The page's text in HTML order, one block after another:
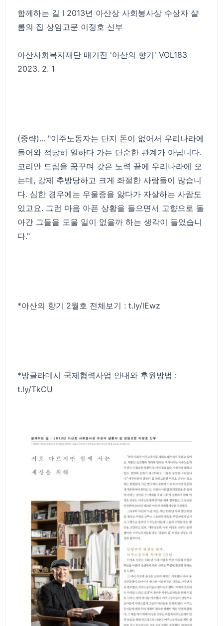
함께하는 길 I 2013년 아산상 사회봉사상 수상자 샬
롬의 집 상임고문 이정호 신부
아산사회복지재단 매거진 '아산의 향기' VOL183
2023. 2. 1
(중략)... "이주노동자는 단지 돈이 없어서 우리나라에
들어와 적당히 일하다 가는 단순한 관계가 아닙니다.
코리안 드림을 꿈꾸며 갖은 노력 끝에 우리나라에 오
는데, 강제 추방당하고 크게 좌절한 사람들이 많습니
다. 심한 경우에는 우울증을 앓다가 자살하는 사람도
있고요. 그런 마음 아픈 상황을 들으면서 고향으로 돌
아간 그들을 도울 일이 없을까 하는 생각이 들었습니
다."
*아산의 향기 2월호 전체보기 : t.ly/lEwz
*방글라데시 국제협력사업 안내와 후원방법 :
t.ly/TkCU